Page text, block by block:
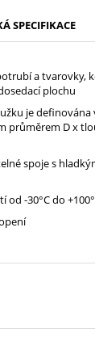
SPECIFIKACE
a tvarovky,
plochu
je
průměrem D x
spoje s
-30°C do